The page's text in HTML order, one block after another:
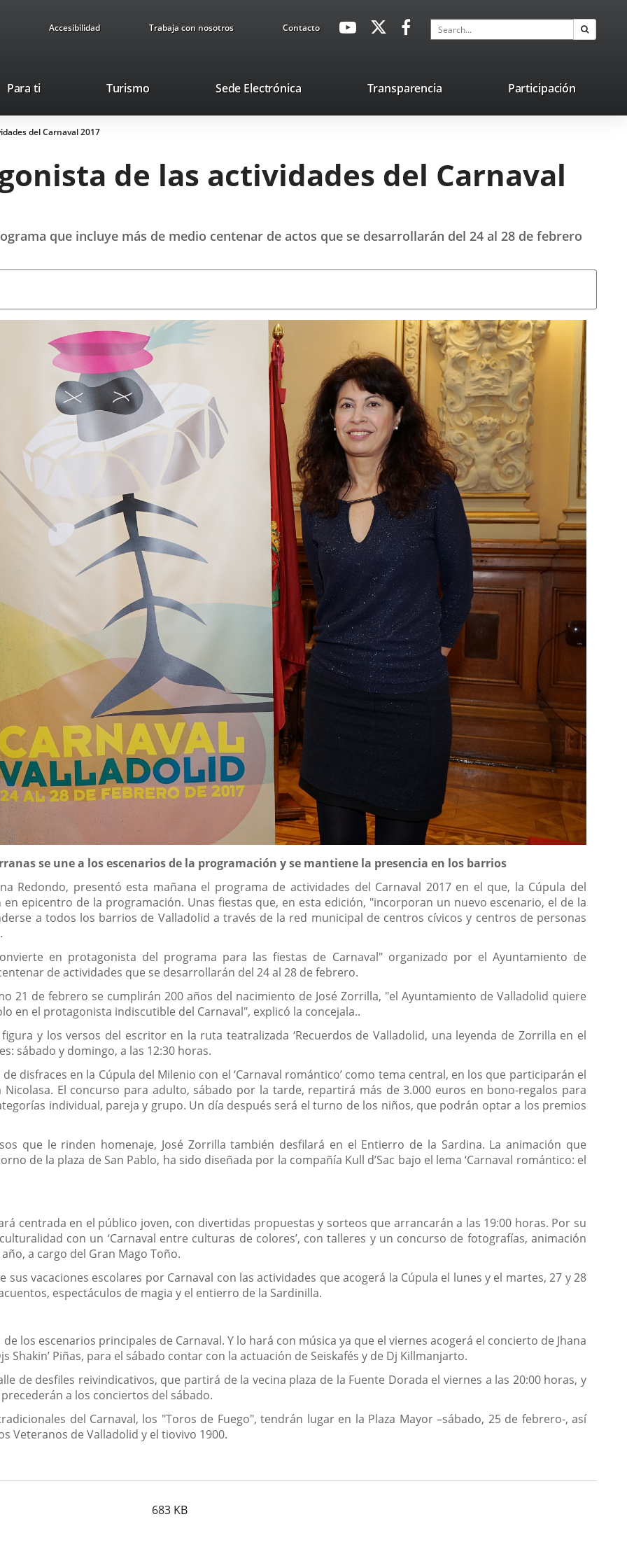
Accesibilidad Trabaja con nosotros ContactoavaHeaderSocial
Link
Link
application.
application.
Search
Para ti TurismoThis
will
pop-
Sede ElectrónicaLink
external
Transparencia Participación
del Carnaval 2017
de las actividades del Carnaval
que incluye más de medio centenar de actos que se desarrollarán del 24 al 28 de febrero
se une a los escenarios de la programación y se mantiene la presencia en los barrios
Redondo, presentó esta mañana el programa de actividades del Carnaval 2017 en el que, la Cúpula del
en epicentro de la programación. Unas fiestas que, en esta edición, "incorporan un nuevo escenario, el de la
a todos los barrios de Valladolid a través de la red municipal de centros cívicos y centros de personas
en protagonista del programa para las fiestas de Carnaval" organizado por el Ayuntamiento de
de actividades que se desarrollarán del 24 al 28 de febrero.
21 de febrero se cumplirán 200 años del nacimiento de José Zorrilla, "el Ayuntamiento de Valladolid quiere
en el protagonista indiscutible del Carnaval", explicó la concejala..
y los versos del escritor en la ruta teatralizada ‘Recuerdos de Valladolid, una leyenda de Zorrilla en el
sábado y domingo, a las 12:30 horas.
disfraces en la Cúpula del Milenio con el ‘Carnaval romántico’ como tema central, en los que participarán el
El concurso para adulto, sábado por la tarde, repartirá más de 3.000 euros en bono-regalos para
individual, pareja y grupo. Un día después será el turno de los niños, que podrán optar a los premios
que le rinden homenaje, José Zorrilla también desfilará en el Entierro de la Sardina. La animación que
de la plaza de San Pablo, ha sido diseñada por la compañía Kull d’Sac bajo el lema ‘Carnaval romántico: el
centrada en el público joven, con divertidas propuestas y sorteos que arrancarán a las 19:00 horas. Por su
con un ‘Carnaval entre culturas de colores’, con talleres y un concurso de fotografías, animación
a cargo del Gran Mago Toño.
vacaciones escolares por Carnaval con las actividades que acogerá la Cúpula el lunes y el martes, 27 y 28
espectáculos de magia y el entierro de la Sardinilla.
los escenarios principales de Carnaval. Y lo hará con música ya que el viernes acogerá el concierto de Jhana
Shakin’ Piñas, para el sábado contar con la actuación de Seiskafés y de Dj Killmanjarto.
de desfiles reivindicativos, que partirá de la vecina plaza de la Fuente Dorada el viernes a las 20:00 horas, y
a los conciertos del sábado.
del Carnaval, los "Toros de Fuego", tendrán lugar en la Plaza Mayor –sábado, 25 de febrero-, así
Veteranos de Valladolid y el tiovivo 1900.
683 KB